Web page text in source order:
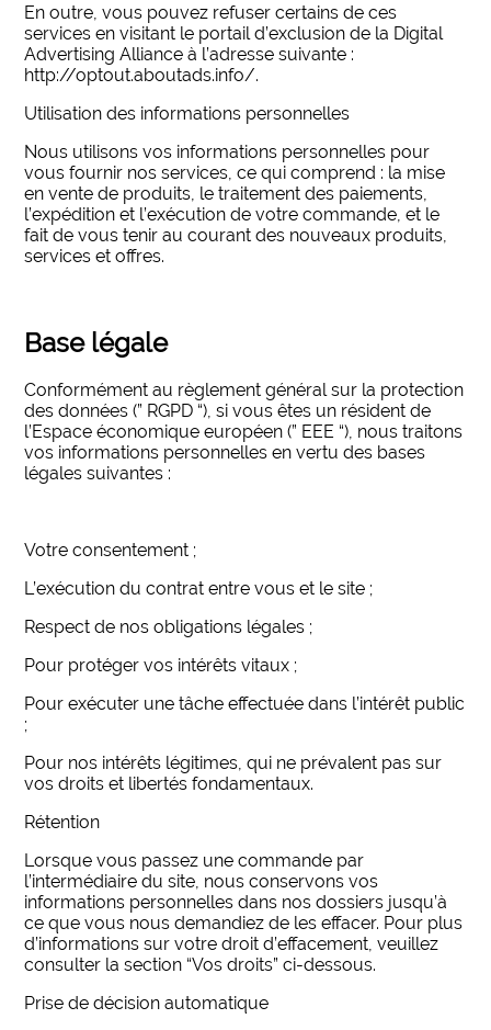
En outre, vous pouvez refuser certains de ces
services en visitant le portail d’exclusion de la Digital
Advertising Alliance à l’adresse suivante :
http://optout.aboutads.info/.
Utilisation des informations personnelles
Nous utilisons vos informations personnelles pour
vous fournir nos services, ce qui comprend : la mise
en vente de produits, le traitement des paiements,
l’expédition et l’exécution de votre commande, et le
fait de vous tenir au courant des nouveaux produits,
services et offres.
Base légale
Conformément au règlement général sur la protection
des données (” RGPD “), si vous êtes un résident de
l’Espace économique européen (” EEE “), nous traitons
vos informations personnelles en vertu des bases
légales suivantes :
Votre consentement ;
L’exécution du contrat entre vous et le site ;
Respect de nos obligations légales ;
Pour protéger vos intérêts vitaux ;
Pour exécuter une tâche effectuée dans l’intérêt public
;
Pour nos intérêts légitimes, qui ne prévalent pas sur
vos droits et libertés fondamentaux.
Rétention
Lorsque vous passez une commande par
l’intermédiaire du site, nous conservons vos
informations personnelles dans nos dossiers jusqu’à
ce que vous nous demandiez de les effacer. Pour plus
d’informations sur votre droit d’effacement, veuillez
consulter la section “Vos droits” ci-dessous.
Prise de décision automatique